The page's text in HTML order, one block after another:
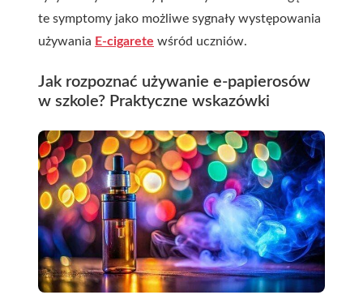
te symptomy jako możliwe sygnały występowania
używania E-cigarete wśród uczniów.
Jak rozpoznać używanie e-papierosów
w szkole? Praktyczne wskazówki